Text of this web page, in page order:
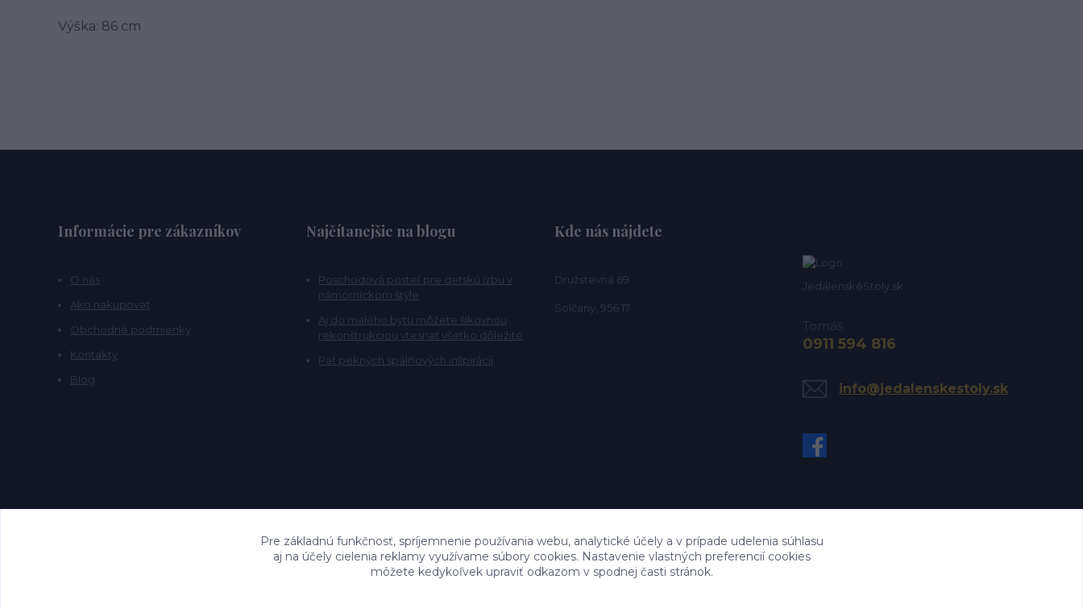
Výška: 86 cm
Informácie pre zákazníkov
O nás
Ako nakupovať
Obchodné podmienky
Kontakty
Blog
Najčítanejšie na blogu
Poschodová posteľ pre detskú izbu v
námorníckom štýle
Aj do malého bytu môžete šikovnou
rekonštrukciou vtesnať všetko dôležité
Päť pekných spálňových inšpirácií
Kde nás nájdete
Družstevná 69
Solčany, 956 17
JedálenskéStoly.sk
Tomáš
0911 594 816
info@jedalenskestoly.sk
Pre základnú funkčnosť, spríjemnenie používania webu, analytické účely a v prípade udelenia súhlasu
aj na účely cielenia reklamy využívame súbory cookies. Nastavenie vlastných preferencií cookies
môžete kedykoľvek upraviť odkazom v spodnej časti stránok.